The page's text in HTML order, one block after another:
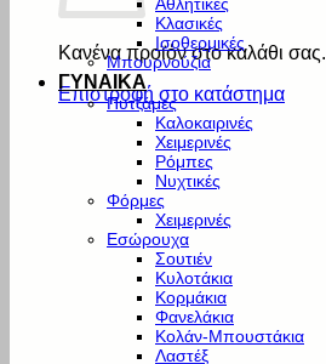
Κανένα προϊόν στο καλάθι σας.
Επιστροφή στο κατάστημα
Κλασικές
Ισοθερμικές
Μπουρνούζια
ΓΥΝΑΙΚΑ
Πυτζάμες
Καλοκαιρινές
Χειμερινές
Ρόμπες
Νυχτικές
Φόρμες
Χειμερινές
Εσώρουχα
Σουτιέν
Κυλοτάκια
Κορμάκια
Φανελάκια
Κολάν-Μπουστάκια
Λαστέξ